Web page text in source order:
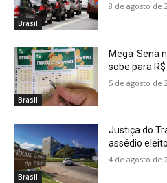
Brasil
8 de agosto de
Brasil
Mega-Sena
sobe para
5 de agosto de
Brasil
Justiça do
assédio
4 de agosto de